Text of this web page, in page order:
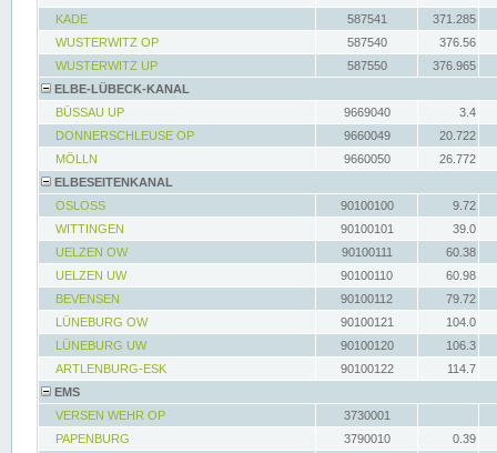
KADE
587541
371.285
WUSTERWITZ OP
587540
376.56
WUSTERWITZ UP
587550
376.965
ELBE-LÜBECK-KANAL
BÜSSAU UP
9669040
3.4
DONNERSCHLEUSE OP
9660049
20.722
MÖLLN
9660050
26.772
ELBESEITENKANAL
OSLOSS
90100100
9.72
WITTINGEN
90100101
39.0
UELZEN OW
90100111
60.38
UELZEN UW
90100110
60.98
BEVENSEN
90100112
79.72
LÜNEBURG OW
90100121
104.0
LÜNEBURG UW
90100120
106.3
ARTLENBURG-ESK
90100122
114.7
EMS
VERSEN WEHR OP
3730001
PAPENBURG
3790010
0.39